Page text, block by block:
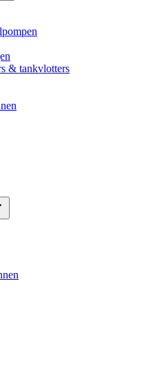
& tankvlotters